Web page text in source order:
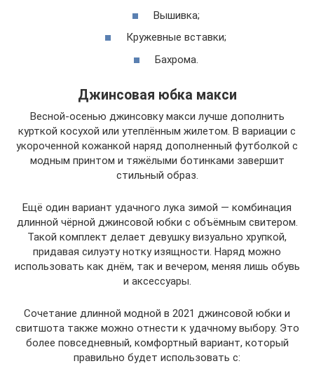
Вышивка;
Кружевные вставки;
Бахрома.
Джинсовая юбка макси
Весной-осенью джинсовку макси лучше дополнить
курткой косухой или утеплённым жилетом. В вариации с
укороченной кожанкой наряд дополненный футболкой с
модным принтом и тяжёлыми ботинками завершит
стильный образ.
Ещё один вариант удачного лука зимой — комбинация
длинной чёрной джинсовой юбки с объёмным свитером.
Такой комплект делает девушку визуально хрупкой,
придавая силуэту нотку изящности. Наряд можно
использовать как днём, так и вечером, меняя лишь обувь
и аксессуары.
Сочетание длинной модной в 2021 джинсовой юбки и
свитшота также можно отнести к удачному выбору. Это
более повседневный, комфортный вариант, который
правильно будет использовать с: